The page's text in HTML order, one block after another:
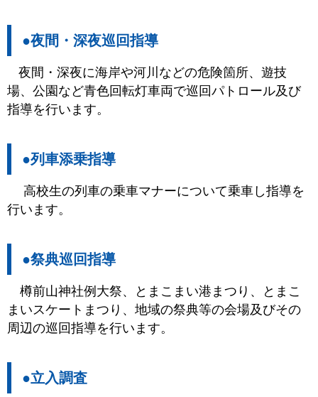
●夜間・深夜巡回指導
夜間・深夜に海岸や河川などの危険箇所、遊技
場、公園など青色回転灯車両で巡回パトロール及び
指導を行います。
●列車添乗指導
高校生の列車の乗車マナーについて乗車し指導を
行います。
●祭典巡回指導
樽前山神社例大祭、とまこまい港まつり、とまこ
まいスケートまつり、地域の祭典等の会場及びその
周辺の巡回指導を行います。
●立入調査